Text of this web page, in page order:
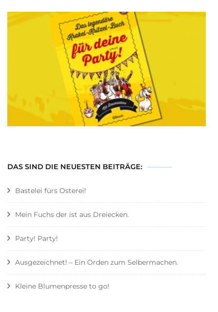
DAS SIND DIE NEUESTEN BEITRÄGE:
Bastelei fürs Osterei!
Mein Fuchs der ist aus Dreiecken.
Party! Party!
Ausgezeichnet! – Ein Orden zum Selbermachen.
Kleine Blumenpresse to go!